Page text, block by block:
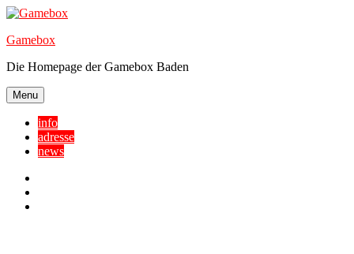
Skip
content
Gamebox
Die Homepage der Gamebox Baden
Menu
info
adresse
news